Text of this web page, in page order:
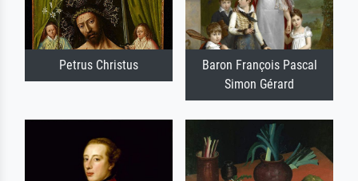
Petrus Christus
Baron François Pascal
Simon Gérard